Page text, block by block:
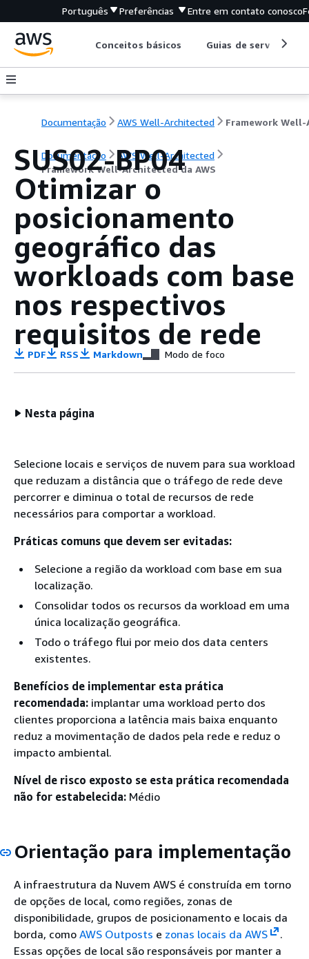
Português Preferências Entre em contato conosco
Conceitos básicos Guias de serviço
Documentação AWS Well-Architected
Documentação
AWS Well-Architected
Framework Well-Architected da AWS
SUS02-BP04
Otimizar o
posicionamento
geográfico das
workloads com base
nos respectivos
requisitos de rede
PDF RSS Markdown Modo de foco
Nesta página
Selecione locais e serviços de nuvem para sua workload
que reduzam a distância que o tráfego de rede deve
percorrer e diminua o total de recursos de rede
necessários para comportar a workload.
Práticas comuns que devem ser evitadas:
Selecione a região da workload com base em sua
localização.
Consolidar todos os recursos da workload em uma
única localização geográfica.
Todo o tráfego flui por meio dos data centers
existentes.
Benefícios de implementar esta prática
recomendada: implantar uma workload perto dos
clientes proporciona a latência mais baixa enquanto
reduz a movimentação de dados pela rede e reduz o
impacto ambiental.
Nível de risco exposto se esta prática recomendada
não for estabelecida: Médio
Orientação para implementação
A infraestrutura da Nuvem AWS é construída em torno
de opções de local, como regiões, zonas de
disponibilidade, grupos de posicionamento e locais da
borda, como AWS Outposts e zonas locais da AWS
.
Essas opções de local são responsáveis por manter a